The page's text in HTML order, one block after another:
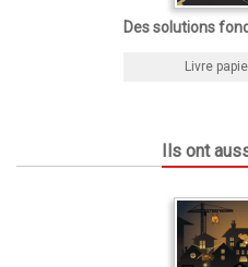
Des solutions
Livre
Ils ont